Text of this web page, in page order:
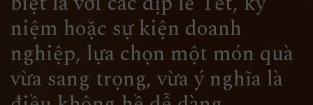
niệm hoặc sự kiện doanh
nghiệp, lựa chọn một món quà
vừa sang trọng, vừa ý nghĩa là